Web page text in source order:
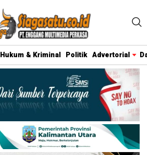
Hukum & Kriminal Politik Advertorial